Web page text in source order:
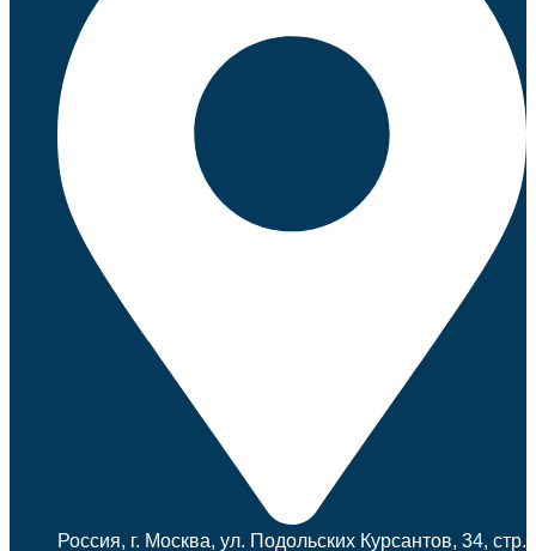
Россия, г. Москва, ул. Подольских Курсантов, 34, стр.